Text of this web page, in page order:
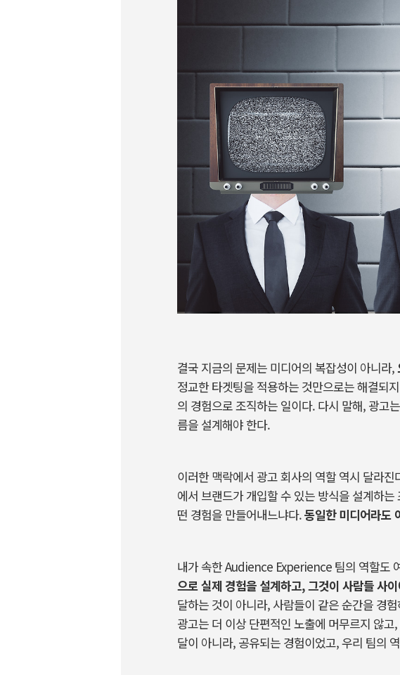
결국 지금의 문제는 미디어의 복잡성이 아니라,
정교한 타겟팅을 적용하는 것만으로는해결되지
의 경험으로조직하는 일이다. 다시 말해, 광고는
름을 설계해야 한다.
이러한 맥락에서 광고회사의 역할 역시 달라진
에서 브랜드가 개입할수 있는 방식을 설계하는
떤 경험을 만들어내느냐다.동일한 미디어라도
내가속한Audience Experience 팀의 역할도
으로실제 경험을 설계하고,그것이 사람들사
달하는 것이 아니라, 사람들이 같은순간을 경
광고는 더 이상 단편적인 노출에 머무르지 않고,
달이 아니라, 공유되는 경험이었고,우리 팀의